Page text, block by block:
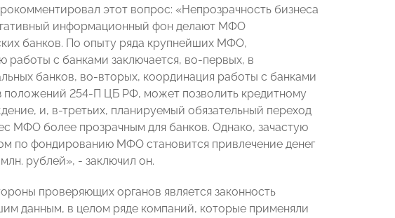
этот вопрос: «Непрозрачность бизнеса
информационный фон делают МФО
банков. По опыту ряда крупнейших МФО,
с банками заключается, во-первых, в
банков, во-вторых, координация работы с банками
положений 254-П ЦБ РФ, может позволить кредитному
и, в-третьих, планируемый обязательный переход
МФО более прозрачным для банков. Однако, зачастую
по фондированию МФО становится привлечение денег
рублей», - заключил он.
проверяющих органов является законность
данным, в целом ряде компаний, которые применяли